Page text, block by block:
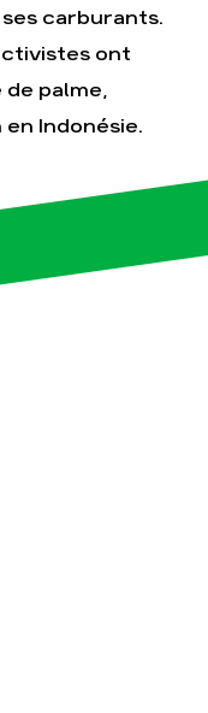
– Énergie
Multinationales
carburants.
ont
de palme,
Indonésie.